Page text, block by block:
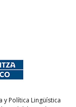
Política Lingüística